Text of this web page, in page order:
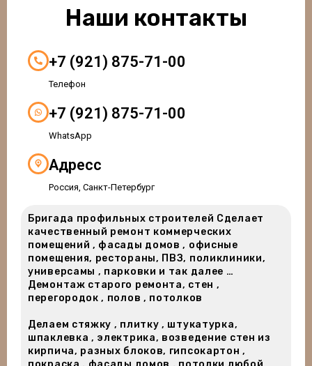
Наши контакты
+7 (921) 875-71-00
Телефон
+7 (921) 875-71-00
WhatsApp
Адресс
Россия, Санкт-Петербург
Бригада профильных строителей Сделает
качественный ремонт коммерческих
помещений , фасады домов , офисные
помещения, рестораны, ПВЗ, поликлиники,
универсамы , парковки и так далее …
Демонтаж старого ремонта, стен ,
перегородок , полов , потолков
Делаем стяжку , плитку , штукатурка,
шпаклевка , электрика, возведение стен из
кирпича, разных блоков, гипсокартон ,